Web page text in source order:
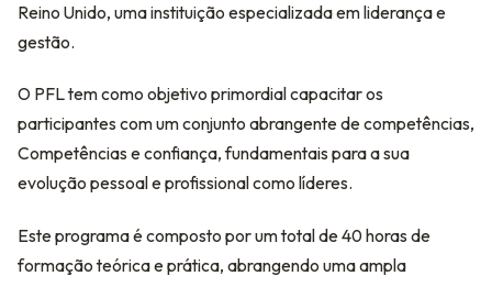
Reino Unido, uma instituição especializada em liderança e
gestão.
O PFL tem como objetivo primordial capacitar os
participantes com um conjunto abrangente de competências,
Competências e confiança, fundamentais para a sua
evolução pessoal e profissional como líderes.
Este programa é composto por um total de 40 horas de
formação teórica e prática, abrangendo uma ampla